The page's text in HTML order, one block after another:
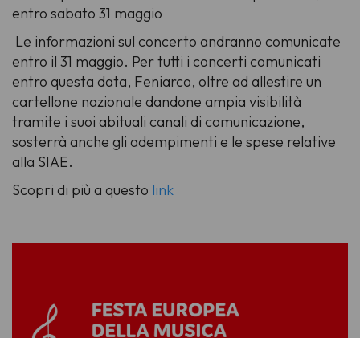
entro sabato 31 maggio
Le informazioni sul concerto andranno comunicate
entro il 31 maggio. Per tutti i concerti comunicati
entro questa data, Feniarco, oltre ad allestire un
cartellone nazionale dandone ampia visibilità
tramite i suoi abituali canali di comunicazione,
sosterrà anche gli adempimenti e le spese relative
alla SIAE.
Scopri di più a questo link